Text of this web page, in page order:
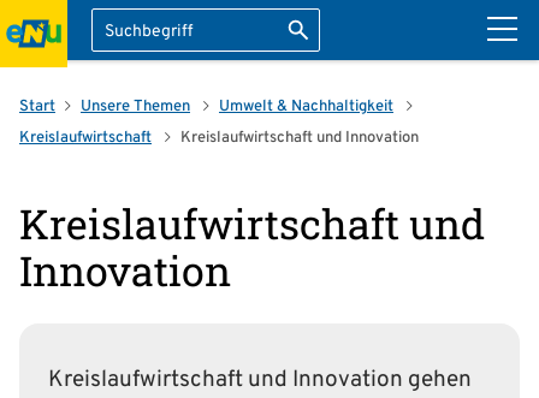
Suche Suche starten
überspringen
Start Unsere Themen
Umwelt & Nachhaltigkeit
Kreislaufwirtschaft
Kreislaufwirtschaft und Innovation
Kreislaufwirtschaft und
Innovation
Kreislaufwirtschaft und Innovation gehen